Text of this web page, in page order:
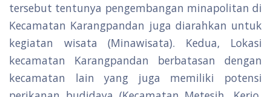
tersebut tentunya pengembangan minapolitan di
Kecamatan Karangpandan juga diarahkan untuk
kegiatan wisata (Minawisata). Kedua, Lokasi
kecamatan Karangpandan berbatasan dengan
kecamatan lain yang juga memiliki potensi